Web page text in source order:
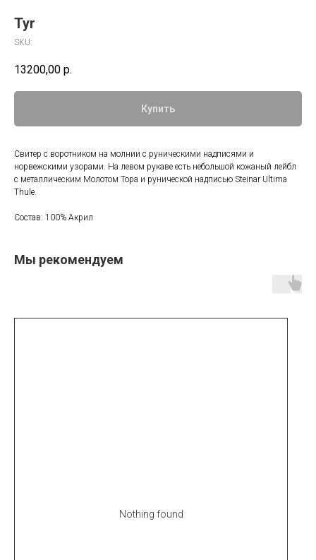
Tyr
SKU:
13200,00 р.
Купить
Свитер с воротником на молнии с руническими надписями и
норвежскими узорами. На левом рукаве есть небольшой кожаный лейбл
с металлическим Молотом Тора и рунической надписью Steinar Ultima
Thule.
Состав: 100% Акрил
Мы рекомендуем
Nothing found